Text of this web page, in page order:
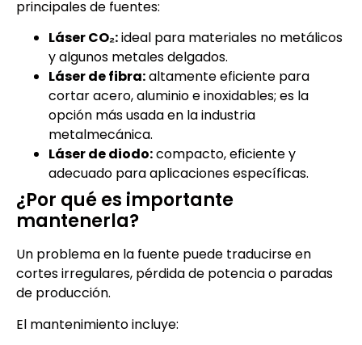
principales de fuentes:
Láser CO₂:ideal para materiales no metálicos
y algunos metales delgados.
Láser de fibra:altamente eficiente para
cortar acero, aluminio e inoxidables; es la
opción más usada en la industria
metalmecánica.
Láser de diodo:compacto, eficiente y
adecuado para aplicaciones específicas.
¿Por qué es importante
mantenerla?
Un problema en la fuente puede traducirse en
cortes irregulares, pérdida de potencia o paradas
de producción.
El mantenimiento incluye: